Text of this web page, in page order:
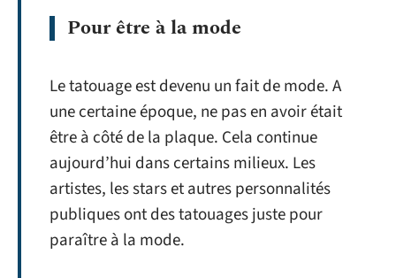
Pour être à la mode
Le tatouage est devenu un fait de mode. A
une certaine époque, ne pas en avoir était
être à côté de la plaque. Cela continue
aujourd’hui dans certains milieux. Les
artistes, les stars et autres personnalités
publiques ont des tatouages juste pour
paraître à la mode.